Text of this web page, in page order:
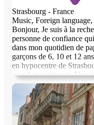
Strasbourg - France
Music, Foreign
Bonjour, Je suis à la
personne de confiance
dans mon quotidien de
garçons de 6, 10 et 12
en hypocentre de
grand appartement. Une
totalement équipée est
fille au pair doit rentrer
la fin du mois. Au plaisir
vous, je suis ouvert à
d'organisation /